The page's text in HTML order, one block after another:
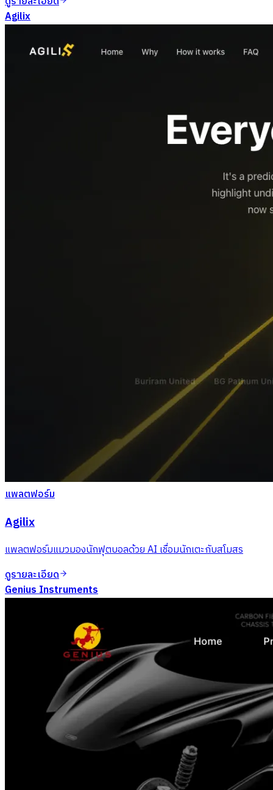
Agilix
แพลตฟอร์ม
Agilix
แพลตฟอร์มแมวมองนักฟุตบอลด้วย AI เชื่อมนักเตะกับสโมสร
ดูรายละเอียด
Genius Instruments